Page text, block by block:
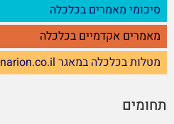
סיכומי מאמרים בכלכלה
מאמרים אקדמיים בכלכלה
מטלות בכלכלה במאגר Seminarion.co.il
תחומים